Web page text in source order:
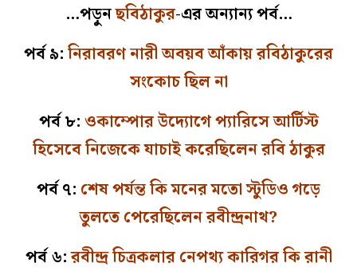
…পড়ুনছবিঠাকুর-এর অন্যান্য পর্ব…
পর্ব ৯:নিরাবরণ নারী অবয়ব আঁকায় রবিঠাকুরের
সংকোচ ছিল না
পর্ব ৮:ওকাম্পোর উদ্যোগে প্যারিসে আর্টিস্ট
হিসেবে নিজেকে যাচাই করেছিলেন রবি ঠাকুর
পর্ব ৭: শেষ পর্যন্ত কি মনের মতো স্টুডিও গড়ে
তুলতে পেরেছিলেন রবীন্দ্রনাথ?
পর্ব ৬:রবীন্দ্র চিত্রকলার নেপথ্য কারিগর কি রানী